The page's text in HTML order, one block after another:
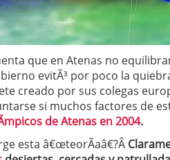
que en Atenas no
evitÃ³ por poco la
creado por sus colegas
si muchos factores de
de Atenas en 2004.
esta â€œteorÃ­aâ€?Â